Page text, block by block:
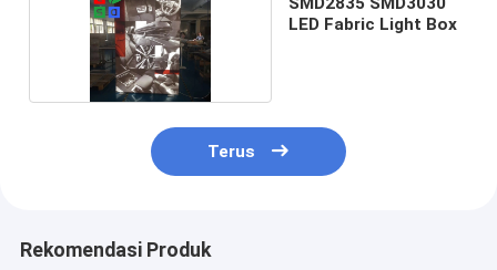
LED Fabric Light Box
Terus
Rekomendasi Produk